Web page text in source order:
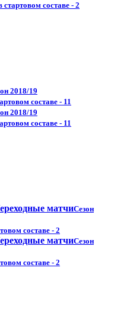
стартовом составе - 2
2018/19
составе - 11
2018/19
составе - 11
матчиСезон
составе - 2
матчиСезон
составе - 2